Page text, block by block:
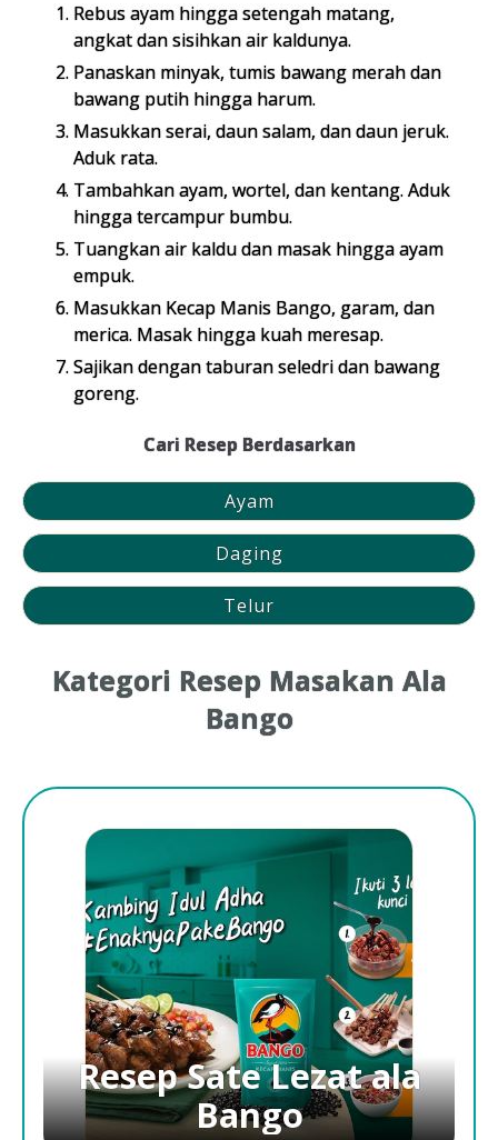
Rebus ayam hingga setengah matang,
angkat dan sisihkan air kaldunya.
Panaskan minyak, tumis bawang merah dan
bawang putih hingga harum.
Masukkan serai, daun salam, dan daun jeruk.
Aduk rata.
Tambahkan ayam, wortel, dan kentang. Aduk
hingga tercampur bumbu.
Tuangkan air kaldu dan masak hingga ayam
empuk.
Masukkan Kecap Manis Bango, garam, dan
merica. Masak hingga kuah meresap.
Sajikan dengan taburan seledri dan bawang
goreng.
Cari Resep Berdasarkan
Ayam
Daging
Telur
Kategori Resep Masakan Ala
Bango
Resep Sate Lezat ala
Bango